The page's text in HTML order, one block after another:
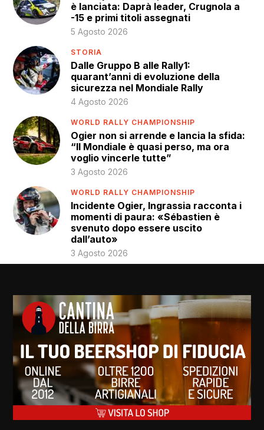
è lanciata: Daprà leader, Crugnola a
-15 e primi titoli assegnati
5 Agosto 2026
STORIA
Dalle Gruppo B alle Rally1:
quarant’anni di evoluzione della
sicurezza nel Mondiale Rally
4 Agosto 2026
WORLD RALLY CHAMPIONSHIP
Ogier non si arrende e lancia la sfida:
“Il Mondiale è quasi perso, ma ora
voglio vincerle tutte”
3 Agosto 2026
WORLD RALLY CHAMPIONSHIP
Incidente Ogier, Ingrassia racconta i
momenti di paura: «Sébastien è
svenuto dopo essere uscito
dall’auto»
3 Agosto 2026